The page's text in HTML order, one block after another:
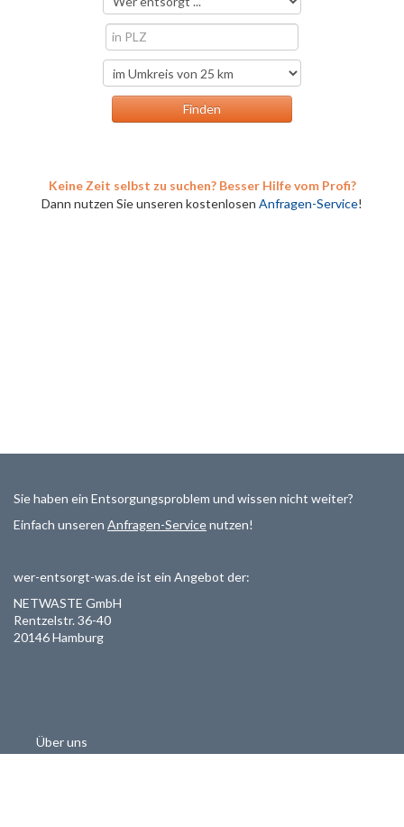
Keine Zeit selbst zu suchen? Besser Hilfe vom Profi?
Dann nutzen Sie unseren kostenlosen Anfragen-Service!
Sie haben ein Entsorgungsproblem und wissen nicht weiter?
Einfach unseren Anfragen-Servicenutzen!
wer-entsorgt-was.de ist ein Angebot der:
NETWASTE GmbH
Rentzelstr. 36-40
20146 Hamburg
Über uns